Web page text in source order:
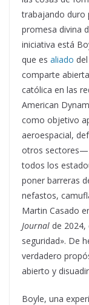
trabajando duro
promesa divina
iniciativa está
que es aliado
comparte
católica en las
American
como objetivo
aeroespacial,
otros sectores—
todos los
poner barreras
nefastos,
Martin Casado
Journal de
seguridad». De
verdadero
abierto y
Boyle, una